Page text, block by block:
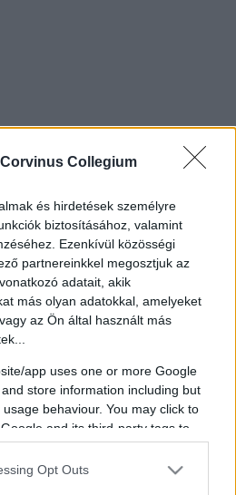
Corvinus Collegium
és hirdetések személyre
biztosításához, valamint
Ezenkívül közösségi
partnereinkkel megosztjuk az
adatait, akik
más olyan adatokkal, amelyeket
az Ön által használt más
app uses one or more Google
store information including but
behaviour. You may click to
and its third-party tags to
purposes in below Google
Opt Outs
cikkekben.